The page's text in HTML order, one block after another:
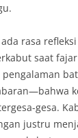
rasa
saat
gesa.
justru